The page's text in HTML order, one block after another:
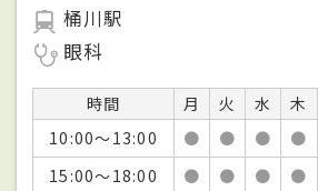
桶川駅
眼科
時間 月 火 水 木
10:00～13:00
● ● ● ●
15:00～18:00
● ● ● ●